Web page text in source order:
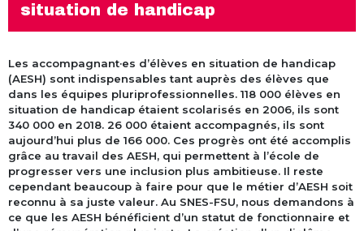
situation de handicap
Les accompagnant·es d’élèves en situation de handicap
(AESH) sont indispensables tant auprès des élèves que
dans les équipes pluriprofessionnelles. 118 000 élèves en
situation de handicap étaient scolarisés en 2006, ils sont
340 000 en 2018. 26 000 étaient accompagnés, ils sont
aujourd’hui plus de 166 000. Ces progrès ont été accomplis
grâce au travail des AESH, qui permettent à l’école de
progresser vers une inclusion plus ambitieuse. Il reste
cependant beaucoup à faire pour que le métier d’AESH soit
reconnu à sa juste valeur. Au SNES-FSU, nous demandons à
ce que les AESH bénéficient d’un statut de fonctionnaire et